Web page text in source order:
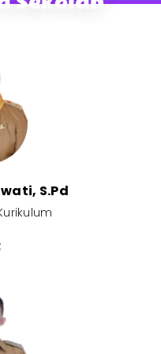
S.Pd